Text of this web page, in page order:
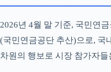
2026년 4월 말 기준, 국민연
(국민연금공단 추산)으로, 국
차원의 행보로 시장 참가자